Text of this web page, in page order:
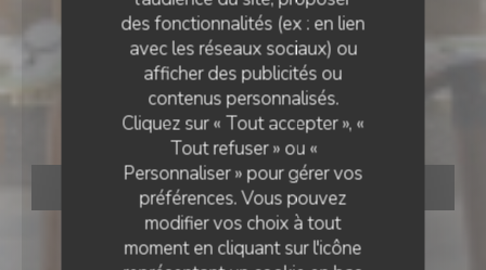
des fonctionnalités (ex : en lien
avec les réseaux sociaux) ou
afficher des publicités ou
contenus personnalisés.
Cliquez sur « Tout accepter », «
Tout refuser » ou «
Personnaliser » pour gérer vos
préférences. Vous pouvez
modifier vos choix à tout
moment en cliquant sur l'icône
RESTAURANT BISTRONOMIQUE
Calice
RÉSERVER